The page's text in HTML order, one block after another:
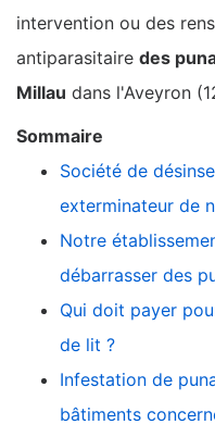
intervention ou des
antiparasitaire des
Millau dans l'Aveyron
Sommaire
Société de
exterminateur de
Notre
débarrasser des
Qui doit payer
de lit ?
Infestation de
bâtiments